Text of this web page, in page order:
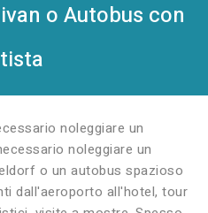
o Autobus con
noleggiare un
noleggiare un
o un autobus spazioso
dall'aeroporto all'hotel, tour